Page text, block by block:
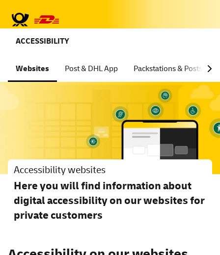
ACCESSIBILITY
Websites Post & DHL App Packstations &
Accessibility websites
Here you will find information about
digital accessibility on our websites for
private customers